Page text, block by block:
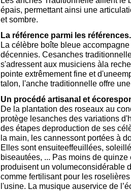
épais, permettant ainsi une
et sombre.
La référence parmi les références.
La célèbre boîte bleue
décennies. Cesanches
s'adressent aux musiciens àla
pointe extrêmement fine et
talon, l'anche traditionnelle offre
Un procédé artisanal et
De la plantation des roseaux au
protège lesanches des variations
des étapes deproduction de ses
la main, les cannessont portées à
Elles sont ensuiteeffeuillées,
biseautées, ... Pas moins de
produisent un volumeconsidérable
comme fertilisant pour les
l'usine. La musique auservice de